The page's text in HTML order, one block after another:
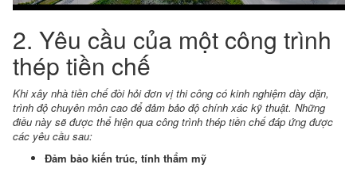
2. Yêu cầu của một công trình
thép tiền chế
Khi xây nhà tiền chế đòi hỏi đơn vị thi công có kinh nghiệm dày dặn,
trình độ chuyên môn cao để đảm bảo độ chính xác kỹ thuật. Những
điều này sẽ được thể hiện qua công trình thép tiền chế đáp ứng được
các yêu cầu sau:
Đảm bảo kiến trúc, tính thẩm mỹ